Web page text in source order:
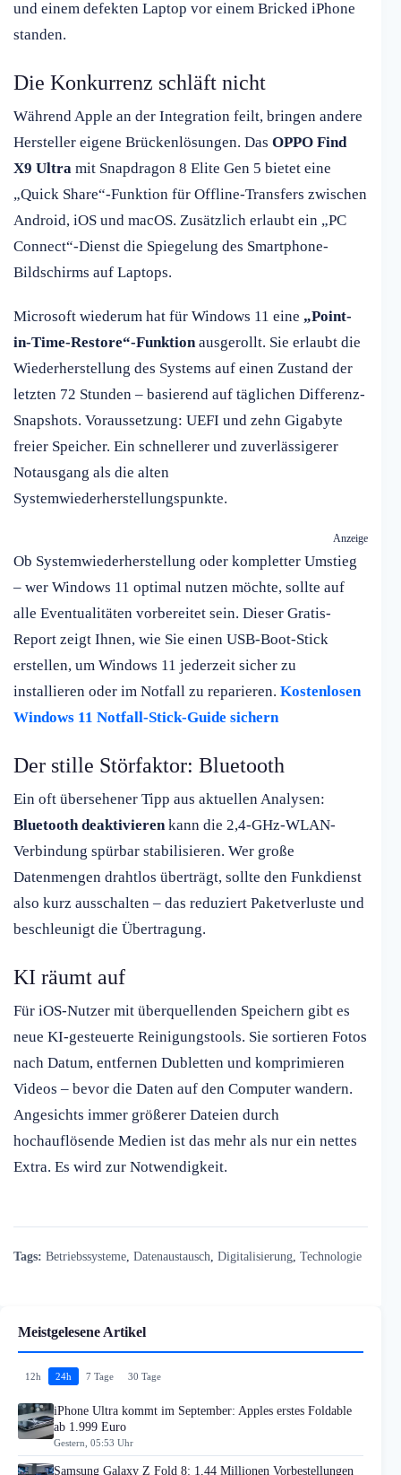
und einem defekten Laptop vor einem Bricked iPhone
standen.
Die Konkurrenz schläft nicht
Während Apple an der Integration feilt, bringen andere
Hersteller eigene Brückenlösungen. Das OPPO Find
X9 Ultra mit Snapdragon 8 Elite Gen 5 bietet eine
„Quick Share“-Funktion für Offline-Transfers zwischen
Android, iOS und macOS. Zusätzlich erlaubt ein „PC
Connect“-Dienst die Spiegelung des Smartphone-
Bildschirms auf Laptops.
Microsoft wiederum hat für Windows 11 eine „Point-
in-Time-Restore“-Funktionausgerollt. Sie erlaubt die
Wiederherstellung des Systems auf einen Zustand der
letzten 72 Stunden – basierend auf täglichen Differenz-
Snapshots. Voraussetzung: UEFI und zehn Gigabyte
freier Speicher. Ein schnellerer und zuverlässigerer
Notausgang als die alten
Systemwiederherstellungspunkte.
Anzeige
Ob Systemwiederherstellung oder kompletter Umstieg
– wer Windows 11 optimal nutzen möchte, sollte auf
alle Eventualitäten vorbereitet sein. Dieser Gratis-
Report zeigt Ihnen, wie Sie einen USB-Boot-Stick
erstellen, um Windows 11 jederzeit sicher zu
installieren oder im Notfall zu reparieren. Kostenlosen
Windows 11 Notfall-Stick-Guide sichern
Der stille Störfaktor: Bluetooth
Ein oft übersehener Tipp aus aktuellen Analysen:
Bluetooth deaktivierenkann die 2,4-GHz-WLAN-
Verbindung spürbar stabilisieren. Wer große
Datenmengen drahtlos überträgt, sollte den Funkdienst
also kurz ausschalten – das reduziert Paketverluste und
beschleunigt die Übertragung.
KI räumt auf
Für iOS-Nutzer mit überquellenden Speichern gibt es
neue KI-gesteuerte Reinigungstools. Sie sortieren Fotos
nach Datum, entfernen Dubletten und komprimieren
Videos – bevor die Daten auf den Computer wandern.
Angesichts immer größerer Dateien durch
hochauflösende Medien ist das mehr als nur ein nettes
Extra. Es wird zur Notwendigkeit.
Tags: Betriebssysteme Datenaustausch Digitalisierung Technologie
Meistgelesene Artikel
12h 24h 7 Tage 30 Tage
iPhone Ultra kommt im September: Apples erstes Foldable
ab 1.999 Euro
Gestern, 05:53 Uhr
Samsung Galaxy Z Fold 8: 1,44 Millionen Vorbestellungen